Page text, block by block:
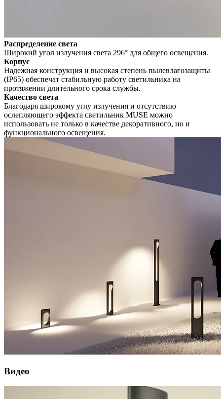
Распределение света
Широкий угол излучения света 296° для общего освещения.
Корпус
Надежная конструкция и высокая степень пылевлагозащиты
(IP65) обеспечат стабильную работу светильника на
протяжении длительного срока службы.
Качество света
Благодаря широкому углу излучения и отсутствию
ослепляющего эффекта светильник MUSE можно
использовать не только в качестве декоративного, но и
функционального освещения.
Видео